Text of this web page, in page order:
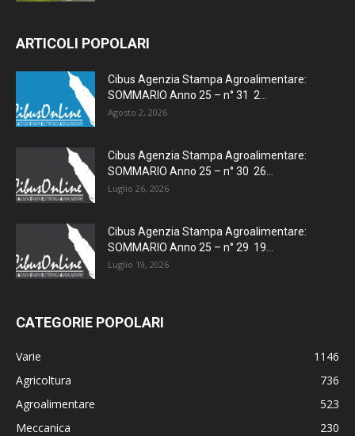
ARTICOLI POPOLARI
Cibus Agenzia Stampa Agroalimentare:
SOMMARIO Anno 25 – n° 31 2...
Agosto 2, 2026
Cibus Agenzia Stampa Agroalimentare:
SOMMARIO Anno 25 – n° 30 26...
Luglio 26, 2026
Cibus Agenzia Stampa Agroalimentare:
SOMMARIO Anno 25 – n° 29 19...
Luglio 19, 2026
CATEGORIE POPOLARI
Varie
1146
Agricoltura
736
Agroalimentare
523
Meccanica
230